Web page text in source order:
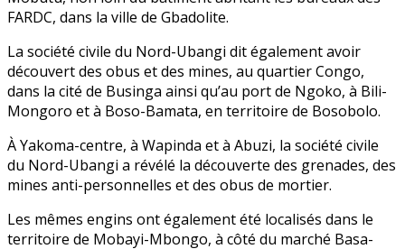
FARDC, dans la ville de Gbadolite.
La société civile du Nord-Ubangi dit également avoir
découvert des obus et des mines, au quartier Congo,
dans la cité de Businga ainsi qu’au port de Ngoko, à Bili-
Mongoro et à Boso-Bamata, en territoire de Bosobolo.
À Yakoma-centre, à Wapinda et à Abuzi, la société civile
du Nord-Ubangi a révélé la découverte des grenades, des
mines anti-personnelles et des obus de mortier.
Les mêmes engins ont également été localisés dans le
territoire de Mobayi-Mbongo, à côté du marché Basa-